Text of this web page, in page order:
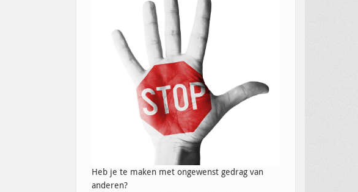
Heb je te maken met ongewenst gedrag van
anderen?